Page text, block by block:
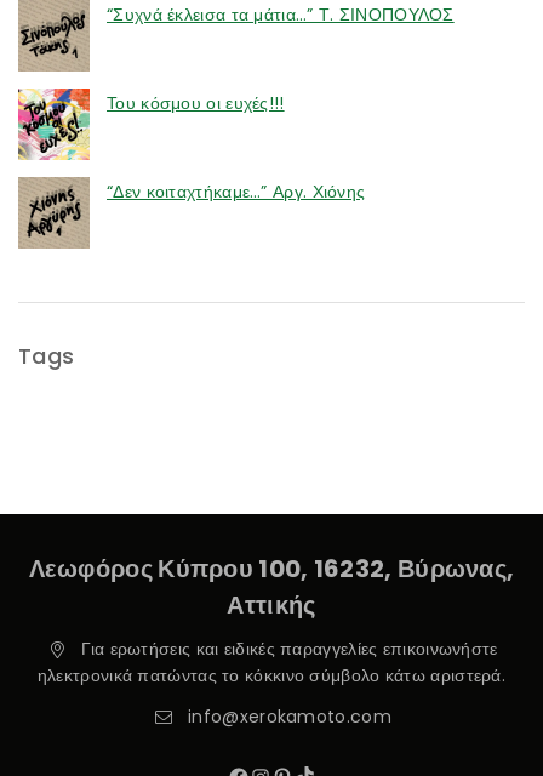
“Συχνά έκλεισα τα μάτια…” Τ. ΣΙΝΟΠΟΥΛΟΣ
Του κόσμου οι ευχές!!!
“Δεν κοιταχτήκαμε…” Αργ. Χιόνης
Tags
Λεωφόρος Κύπρου 100, 16232, Βύρωνας,
Αττικής
Για ερωτήσεις και ειδικές παραγγελίες επικοινωνήστε
ηλεκτρονικά πατώντας το κόκκινο σύμβολο κάτω αριστερά.
info@xerokamoto.com